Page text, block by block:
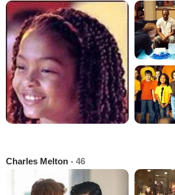
Charles Melton - 46